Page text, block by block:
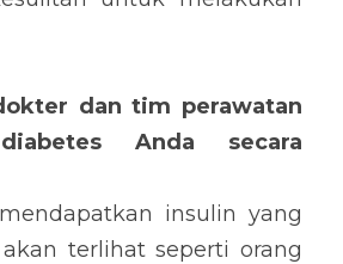
dan tim perawatan
Anda secara
insulin yang
terlihat seperti orang